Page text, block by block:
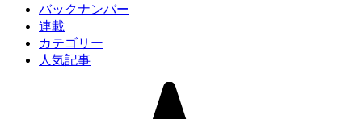
バックナンバー
連載
カテゴリー
人気記事